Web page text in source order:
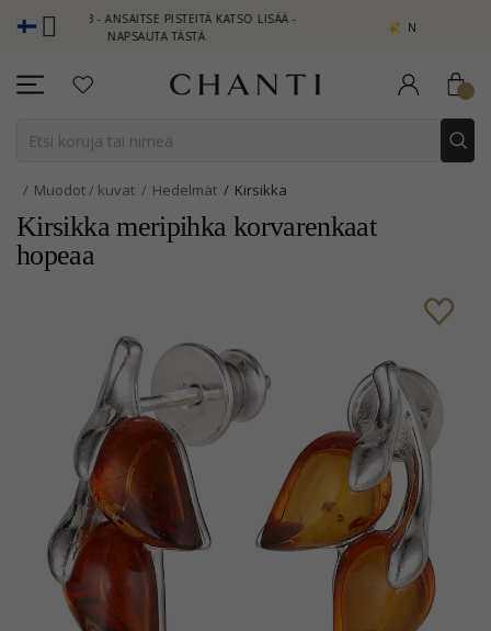
- ANSAITSE PISTEITÄ KATSO LISÄÄ -
NAPSAUTA TÄSTÄ
NEW COLLECTION | AURA
Muodot / kuvat Hedelmät Kirsikka
Kirsikka meripihka korvarenkaat
hopeaa